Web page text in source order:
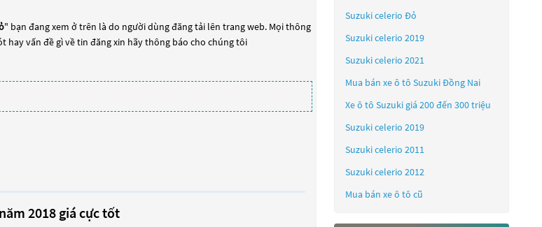
" bạn đang xem ở trên là do người dùng đăng tải lên trang web. Mọi thông
hay vấn đề gì về tin đăng xin hãy thông báo cho chúng tôi
2018 giá cực tốt
Suzuki celerio Đỏ
Suzuki celerio 2019
Suzuki celerio 2021
Mua bán xe ô tô Suzuki Đồng Nai
Xe ô tô Suzuki giá 200 đến 300 triệu
Suzuki celerio 2019
Suzuki celerio 2011
Suzuki celerio 2012
Mua bán xe ô tô cũ